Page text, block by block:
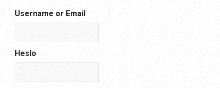
Username or Email
Heslo